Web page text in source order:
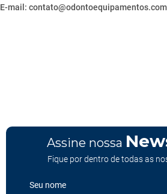
E-mail:
Assine nossa
Fique por dentro de todas as
Seu nome